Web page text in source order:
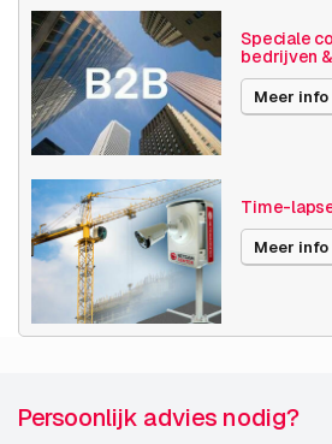
Optische zoom 1-10x
Videocompressie H264
Toepassing bij
Publicatiedatum 24-05-2018
END-OF-LIFE sinds
Type beeldsensor CMOS
Speciale
bedrijven
Meer info
Time-
Meer info
Persoonlijk advies nodig?